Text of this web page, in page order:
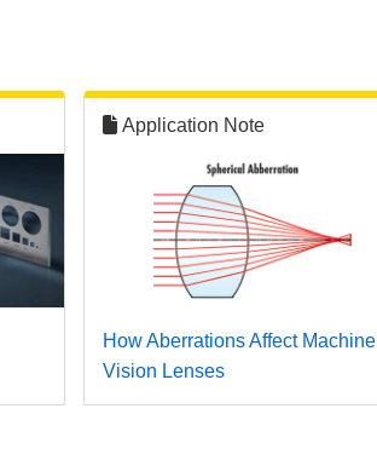
Application Note
How Aberrations Affect Machine
Vision Lenses